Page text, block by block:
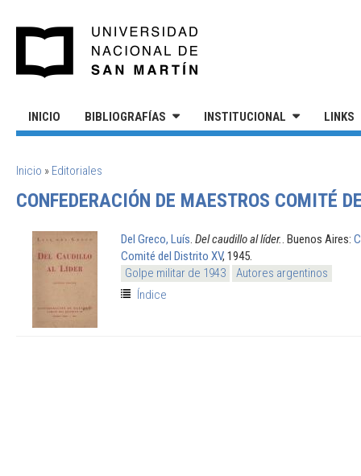
INICIO BIBLIOGRAFÍAS INSTITUCIONAL LINKS
SE ENCUENTRA USTED AQUÍ
Inicio » Editoriales
CONFEDERACIÓN DE MAESTROS COMITÉ
Del Greco, Luís Del caudillo al líder. . Buenos Aires:
Comité del Distrito XV, 1945.
Golpe militar de 1943
Autores argentinos
Índice